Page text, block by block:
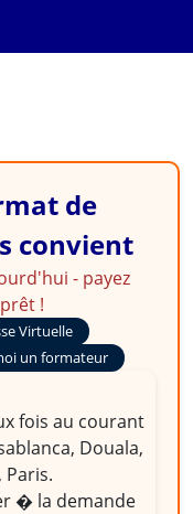
de
convient
- payez
!
Virtuelle
un formateur
fois au courant
Douala,
Paris.
� la demande